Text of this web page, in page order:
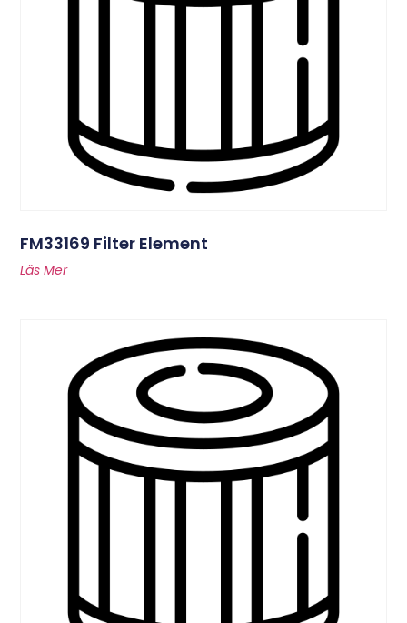
FM33169 Filter Element
Läs Mer